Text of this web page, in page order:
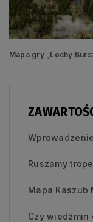
Mapa gry „Lochy
Ruszamy
Mapa Kaszub
Czy wiedźmin